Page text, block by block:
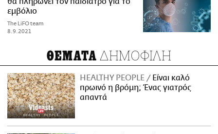
εμβόλιο
The LiFO team
8.9.2021
ΘΕΜΑΤΑ ΔΗΜΟΦΙΛΗ
HEALTHY PEOPLE
Είναι καλό
πρωινό η βρόμη; Ένας γιατρός
απαντά